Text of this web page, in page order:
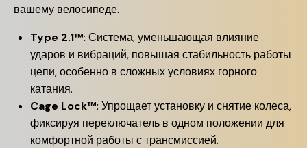
вашему велосипеде.
Type 2.1™: Система, уменьшающая влияние
ударов и вибраций, повышая стабильность работы
цепи, особенно в сложных условиях горного
катания.
Cage Lock™: Упрощает установку и снятие колеса,
фиксируя переключатель в одном положении для
комфортной работы с трансмиссией.